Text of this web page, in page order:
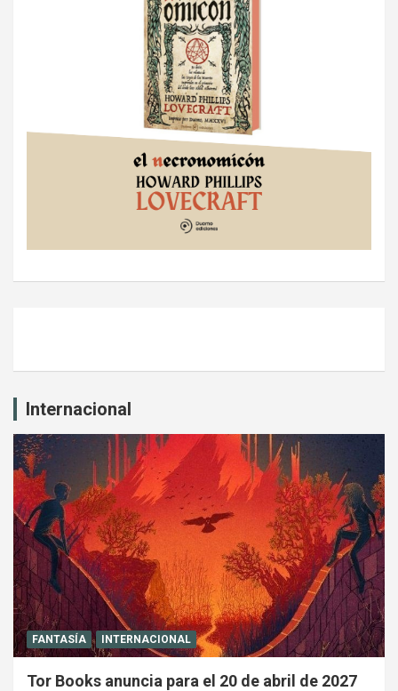
Internacional
FANTASÍA INTERNACIONAL
Tor Books anuncia para el 20 de abril de 2027